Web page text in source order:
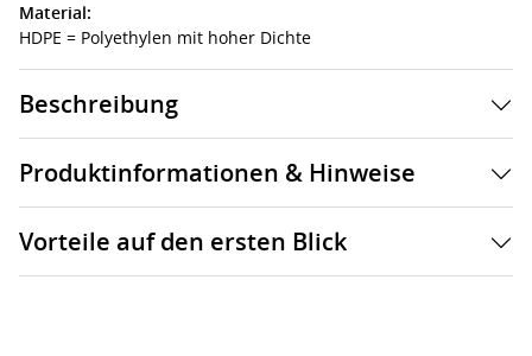
Material:
HDPE = Polyethylen mit hoher Dichte
Beschreibung
Produktinformationen & Hinweise
Vorteile auf den ersten Blick